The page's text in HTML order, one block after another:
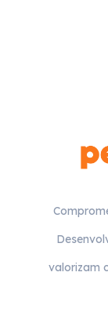
valorizam